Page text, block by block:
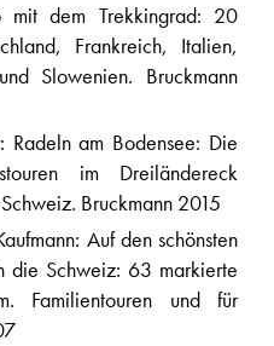
mit dem Trekkingrad: 20
Frankreich, Italien,
Slowenien. Bruckmann
am Bodensee: Die
im Dreiländereck
Bruckmann 2015
Auf den schönsten
die Schweiz: 63 markierte
Familientouren und für